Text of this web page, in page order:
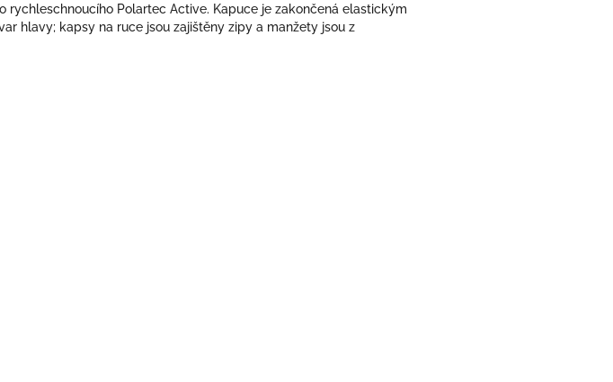
rychleschnoucího Polartec Active. Kapuce je zakončená elastickým
hlavy; kapsy na ruce jsou zajištěny zipy a manžety jsou z